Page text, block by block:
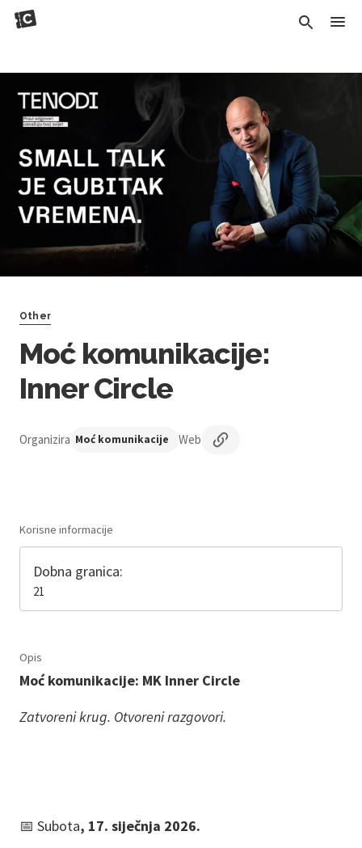
Other
Moć komunikacije:
Inner Circle
Organizira Moć komunikacije Web
Korisne informacije
Dobna granica:
21
Opis
Moć komunikacije: MK Inner Circle
Zatvoreni krug. Otvoreni razgovori.
📅 Subota, 17. siječnja 2026.